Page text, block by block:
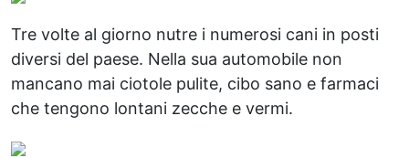
Tre volte al giorno nutre i numerosi cani in posti
diversi del paese. Nella sua automobile non
mancano mai ciotole pulite, cibo sano e farmaci
che tengono lontani zecche e vermi.